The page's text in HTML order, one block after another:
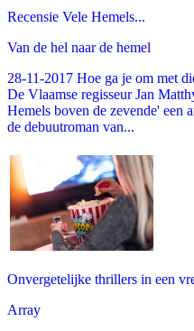
Recensie Vele Hemels...
Van de hel naar de hemel
28-11-2017 Hoe ga je om met
De Vlaamse regisseur Jan
Hemels boven de zevende' een
de debuutroman van...
Onvergetelijke thrillers in een
Array